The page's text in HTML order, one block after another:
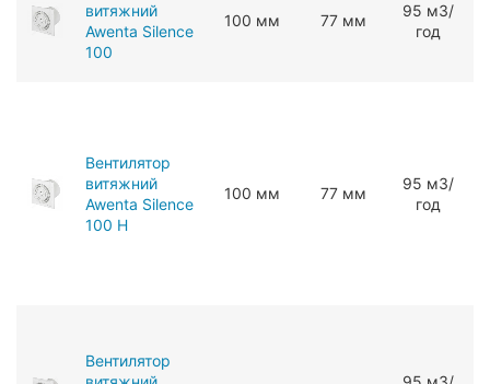
витяжний
Awenta Silence
100
100 мм 77 мм
95 мЗ/
год
Вентилятор
витяжний
Awenta Silence
100 H
100 мм 77 мм
95 мЗ/
год
Вентилятор